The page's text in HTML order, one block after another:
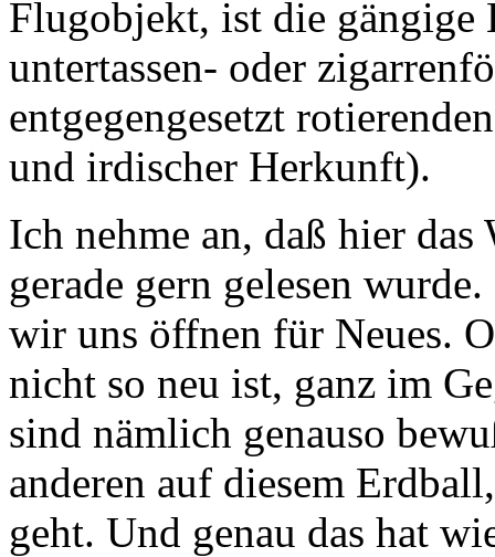
Flugobjekt, ist die gängige
untertassen- oder
entgegengesetzt
und irdischer Herkunft).
Ich nehme an, daß hier
gerade gern gelesen
wir uns öffnen für Neues.
nicht so neu ist, ganz im
sind nämlich genauso
anderen auf diesem
geht. Und genau das hat